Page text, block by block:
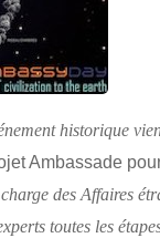
historique
Ambassade
des Affaires
toutes les